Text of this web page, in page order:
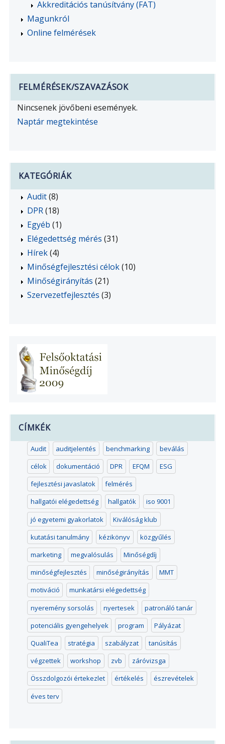
Akkreditációs tanúsítvány (FAT)
Magunkról
Online felmérések
FELMÉRÉSEK/SZAVAZÁSOK
Nincsenek jövőbeni események.
Naptár megtekintése
KATEGÓRIÁK
Audit(8)
DPR(18)
Egyéb (1)
Elégedettség mérés (31)
Hírek(4)
Minőségfejlesztési célok(10)
Minőségirányítás (21)
Szervezetfejlesztés (3)
CÍMKÉK
Audit auditjelentés benchmarking
beválás
célok
dokumentáció DPR EFQM
ESG
fejlesztési javaslatok
felmérés
hallgatói elégedettség
hallgatók
iso 9001
jó egyetemi gyakorlatok
Kiválóság klub
kutatási tanulmány
kézikönyv
közgyűlés
marketing
megvalósulás
Minőségdíj
minőségfejlesztés
minőségirányítás
MMT
motiváció
munkatársi elégedettség
nyeremény sorsolás
nyertesek
patronáló tanár
potenciális gyengehelyek
program
Pályázat
QualiTea
stratégia szabályzat
tanúsítás
végzettek
workshop zvb
záróvizsga
Összdolgozói értekezlet
értékelés
észrevételek
éves terv